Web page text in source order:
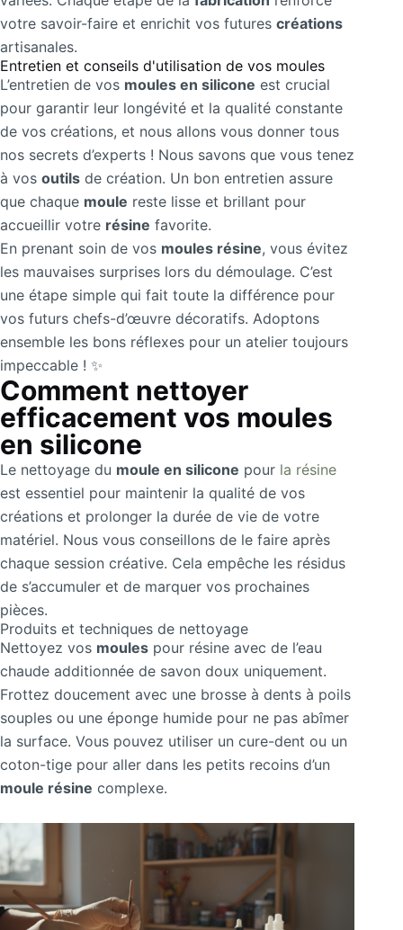
votre savoir-faire et enrichit vos futures créations
artisanales.
Entretien et conseils d'utilisation de vos moules
L’entretien de vos moules en silicone est crucial
pour garantir leur longévité et la qualité constante
de vos créations, et nous allons vous donner tous
nos secrets d’experts ! Nous savons que vous tenez
à vos outils de création. Un bon entretien assure
que chaque moule reste lisse et brillant pour
accueillir votre résine favorite.
En prenant soin de vos moules résine, vous évitez
les mauvaises surprises lors du démoulage. C’est
une étape simple qui fait toute la différence pour
vos futurs chefs-d’œuvre décoratifs. Adoptons
ensemble les bons réflexes pour un atelier toujours
impeccable ! ✨
Comment nettoyer
efficacement vos moules
en silicone
Le nettoyage du moule en silicone pour la résine
est essentiel pour maintenir la qualité de vos
créations et prolonger la durée de vie de votre
matériel. Nous vous conseillons de le faire après
chaque session créative. Cela empêche les résidus
de s’accumuler et de marquer vos prochaines
pièces.
Produits et techniques de nettoyage
Nettoyez vos moules pour résine avec de l’eau
chaude additionnée de savon doux uniquement.
Frottez doucement avec une brosse à dents à poils
souples ou une éponge humide pour ne pas abîmer
la surface. Vous pouvez utiliser un cure-dent ou un
coton-tige pour aller dans les petits recoins d’un
moule résine complexe.